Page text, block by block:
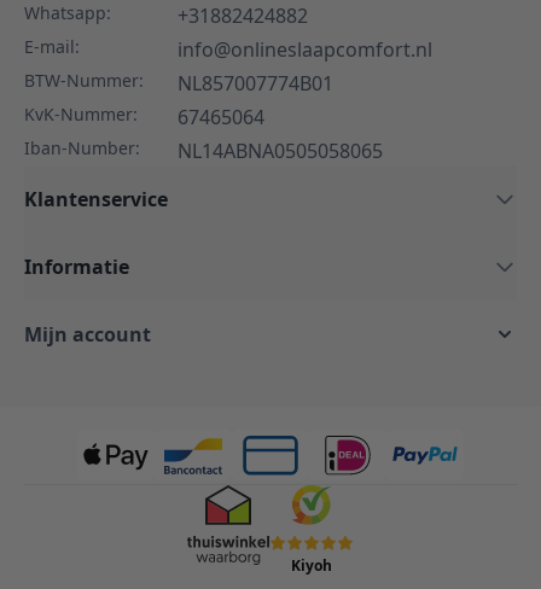
Whatsapp: +31882424882
E-mail: info@onlineslaapcomfort.nl
BTW-Nummer: NL857007774B01
KvK-Nummer: 67465064
Iban-Number:
NL14ABNA0505058065
Klantenservice
Informatie
Mijn account
Kiyoh